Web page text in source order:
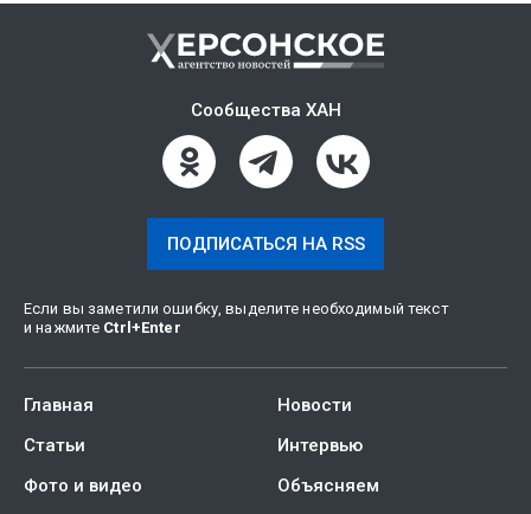
Сообщества ХАН
ПОДПИСАТЬСЯ НА RSS
Если вы заметили ошибку, выделите необходимый текст
и нажмите Ctrl +Enter
Главная
Новости
Статьи
Интервью
Фото и видео
Объясняем